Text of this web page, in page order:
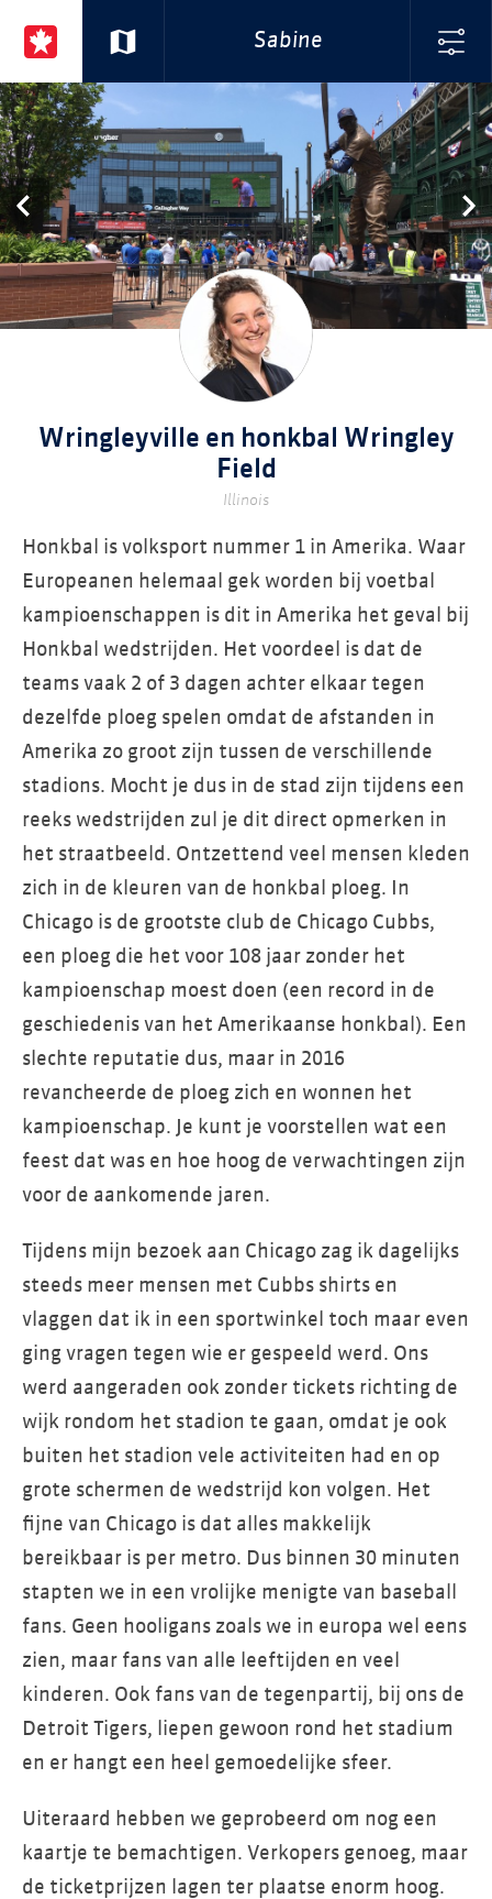
Sabine
Wringleyville en honkbal Wringley
Field
Illinois
Honkbal is volksport nummer 1 in Amerika. Waar
Europeanen helemaal gek worden bij voetbal
kampioenschappen is dit in Amerika het geval bij
Honkbal wedstrijden. Het voordeel is dat de
teams vaak 2 of 3 dagen achter elkaar tegen
dezelfde ploeg spelen omdat de afstanden in
Amerika zo groot zijn tussen de verschillende
stadions. Mocht je dus in de stad zijn tijdens een
reeks wedstrijden zul je dit direct opmerken in
het straatbeeld. Ontzettend veel mensen kleden
zich in de kleuren van de honkbal ploeg. In
Chicago is de grootste club de Chicago Cubbs,
een ploeg die het voor 108 jaar zonder het
kampioenschap moest doen (een record in de
geschiedenis van het Amerikaanse honkbal). Een
slechte reputatie dus, maar in 2016
revancheerde de ploeg zich en wonnen het
kampioenschap. Je kunt je voorstellen wat een
feest dat was en hoe hoog de verwachtingen zijn
voor de aankomende jaren.
Tijdens mijn bezoek aan Chicago zag ik dagelijks
steeds meer mensen met Cubbs shirts en
vlaggen dat ik in een sportwinkel toch maar even
ging vragen tegen wie er gespeeld werd. Ons
werd aangeraden ook zonder tickets richting de
wijk rondom het stadion te gaan, omdat je ook
buiten het stadion vele activiteiten had en op
grote schermen de wedstrijd kon volgen. Het
fijne van Chicago is dat alles makkelijk
bereikbaar is per metro. Dus binnen 30 minuten
stapten we in een vrolijke menigte van baseball
fans. Geen hooligans zoals we in europa wel eens
zien, maar fans van alle leeftijden en veel
kinderen. Ook fans van de tegenpartij, bij ons de
Detroit Tigers, liepen gewoon rond het stadium
en er hangt een heel gemoedelijke sfeer.
Uiteraard hebben we geprobeerd om nog een
kaartje te bemachtigen. Verkopers genoeg, maar
de ticketprijzen lagen ter plaatse enorm hoog.